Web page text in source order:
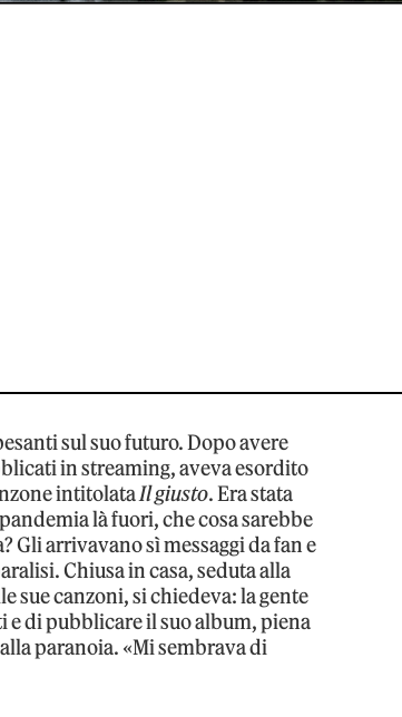
sul suo futuro. Dopo avere
in streaming, aveva esordito
intitolataIl giusto. Era stata
là fuori, che cosa sarebbe
Gli arrivavano sì messaggi da fan e
Chiusa in casa, seduta alla
sue canzoni, si chiedeva: la gente
di pubblicare il suo album, piena
paranoia. «Mi sembrava di